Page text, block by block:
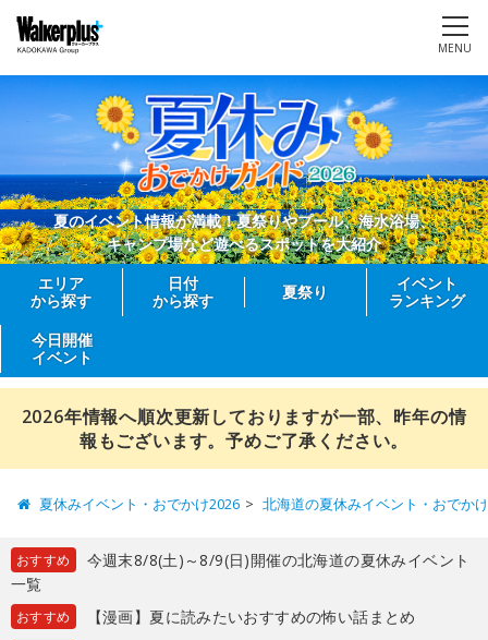
MENU
夏のイベント情報が満載！夏祭りやプール、海水浴場、
キャンプ場など遊べるスポットを大紹介
エリア
から探す
日付
から探す
夏祭り
イベント
ランキング
今日開催
イベント
2026年情報へ順次更新しておりますが一部、昨年の情
報もございます。予めご了承ください。
夏休みイベント・おでかけ2026 北海道の夏休みイベント・おでか
おすすめ
今週末8/8(土)～8/9(日)開催の北海道の夏休みイベント
一覧
おすすめ 【漫画】夏に読みたいおすすめの怖い話まとめ